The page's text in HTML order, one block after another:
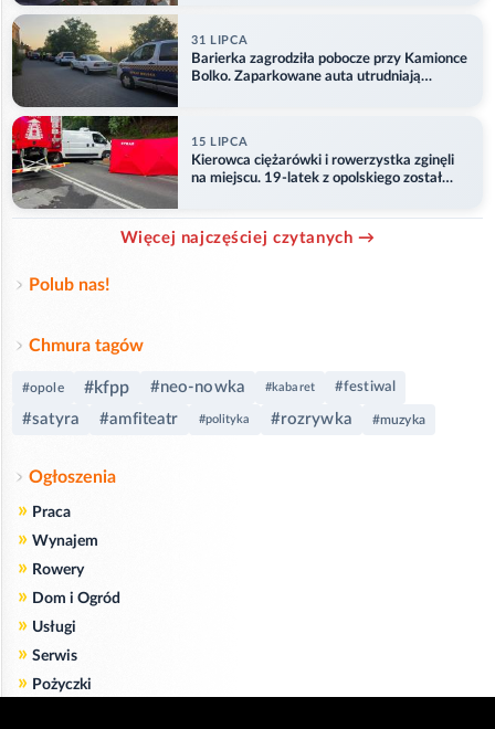
31 LIPCA
Barierka zagrodziła pobocze przy Kamionce
Bolko. Zaparkowane auta utrudniają
15 LIPCA
Kierowca ciężarówki i rowerzystka zginęli
na miejscu. 19-latek z opolskiego został
Więcej najczęściej czytanych →
Polub nas!
Chmura tagów
#opole #kfpp #neo-nowka #kabaret #festiwal
#satyra #amfiteatr #polityka #rozrywka #muzyka
Ogłoszenia
» Praca
» Wynajem
» Rowery
» Dom i Ogród
» Usługi
» Serwis
» Pożyczki